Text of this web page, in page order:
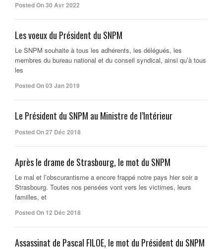
Posted On 30 Avr 2022
Les voeux du Président du SNPM
Le SNPM souhaite à tous les adhérents, les délégués, les
membres du bureau national et du conseil syndical, ainsi qu’à tous
les
Posted On 03 Jan 2019
Le Président du SNPM au Ministre de l’Intérieur
Posted On 27 Déc 2018
Après le drame de Strasbourg, le mot du SNPM
Le mal et l’obscurantisme a encore frappé notre pays hier soir a
Strasbourg. Toutes nos pensées vont vers les victimes, leurs
familles, et
Posted On 12 Déc 2018
Assassinat de Pascal FILOE, le mot du Président du SNPM